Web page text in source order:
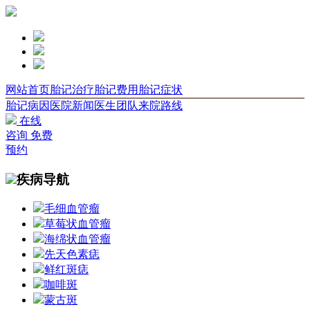
网站首页胎记治疗胎记费用 胎记症状
胎记病因 医院新闻 医生团队来院路线
在线
咨询 免费
预约
疾病导航
毛细血管瘤
草莓状血管瘤
海绵状血管瘤
先天色素痣
鲜红斑痣
咖啡斑
蒙古斑